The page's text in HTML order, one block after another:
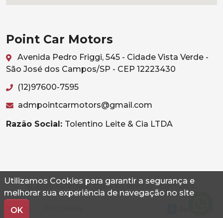
Utilizamos Cookies para garantir a segurança e
melhorar sua experiência de navegação no site
OK
Point Car Motors
Avenida Pedro Friggi, 545 - Cidade Vista Verde -
São José dos Campos/SP - CEP 12223430
(12)97600-7595
admpointcarmotors@gmail.com
Razão Social: Tolentino Leite & Cia LTDA
© 2026 Autoconf. Todos os direitos reservados.
Termos